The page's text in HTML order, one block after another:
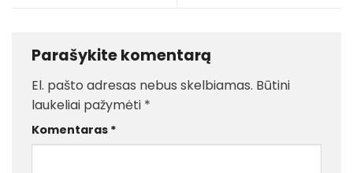
Parašykite komentarą
El. pašto adresas nebus skelbiamas. Būtini
laukeliai pažymėti *
Komentaras *